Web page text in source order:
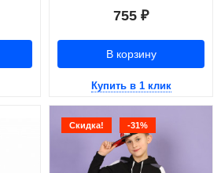
755 ₽
В корзину
Купить в 1 клик
Скидка! -31%